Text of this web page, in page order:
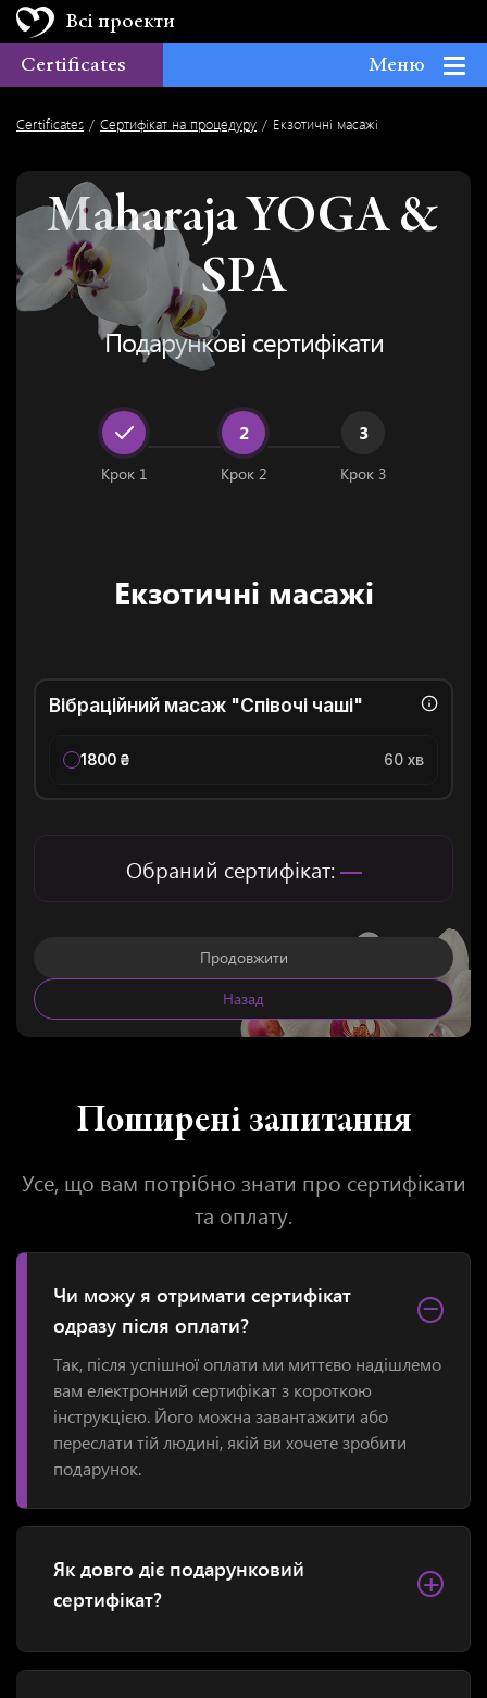
Всі проекти
YOGA
SPA
CERTIFICATES
Certificates Меню
Certificates Сертифікат на процедуру Екзотичні масажі
Maharaja YOGA &
SPA
Подарункові сертифікати
Крок 1
2
Крок 2
3
Крок 3
Екзотичні масажі
Вібраційний масаж "Співочі чаші"
1800 ₴ 60 хв
Обраний сертифікат:—
Назад
Продовжити
Поширені запитання
Усе, що вам потрібно знати про сертифікати
та оплату.
Чи можу я отримати сертифікат
одразу після оплати?
−
Так, після успішної оплати ми миттєво надішлемо
вам електронний сертифікат з короткою
інструкцією. Його можна завантажити або
переслати тій людині, якій ви хочете зробити
подарунок.
Як довго діє подарунковий
сертифікат?
+